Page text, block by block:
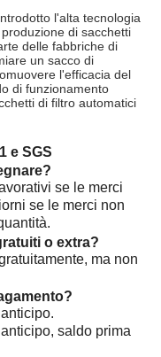
l'alta tecnologia
di sacchetti
delle fabbriche di
un sacco di
l'efficacia del
di funzionamento
di filtro automatici
e SGS
se le merci
se le merci non
o extra?
ma non
saldo prima